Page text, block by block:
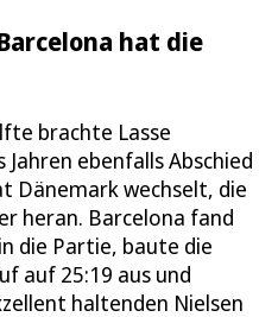
hat die
brachte Lasse
ebenfalls Abschied
Dänemark wechselt, die
heran. Barcelona fand
die Partie, baute die
auf 25:19 aus und
haltenden Nielsen